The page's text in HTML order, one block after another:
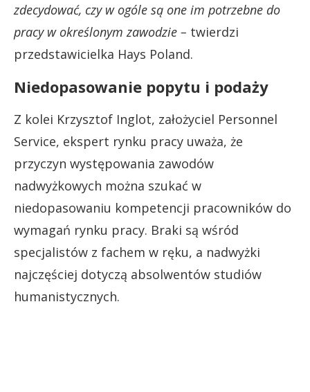
zdecydować, czy w ogóle są one im potrzebne do
pracy w określonym zawodzie – twierdzi
przedstawicielka Hays Poland.
Niedopasowanie popytu i podaży
Z kolei Krzysztof Inglot, założyciel Personnel
Service, ekspert rynku pracy uważa, że
przyczyn występowania zawodów
nadwyżkowych można szukać w
niedopasowaniu kompetencji pracowników do
wymagań rynku pracy. Braki są wśród
specjalistów z fachem w ręku, a nadwyżki
najczęściej dotyczą absolwentów studiów
humanistycznych.